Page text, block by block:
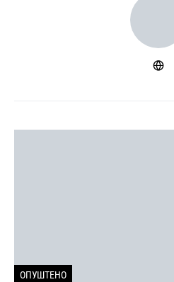
ОПУШТЕНО